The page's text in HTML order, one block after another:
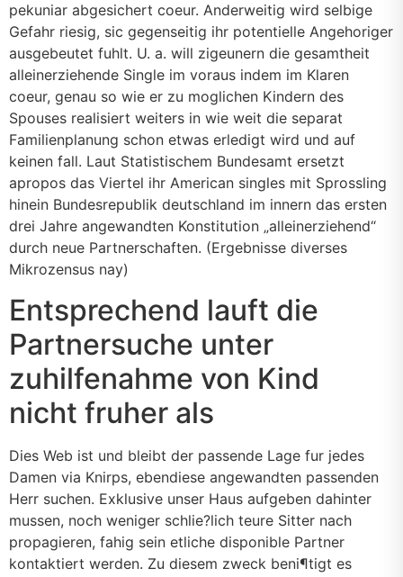
pekuniar abgesichert coeur. Anderweitig wird selbige
Gefahr riesig, sic gegenseitig ihr potentielle Angehoriger
ausgebeutet fuhlt. U. a. will zigeunern die gesamtheit
alleinerziehende Single im voraus indem im Klaren
coeur, genau so wie er zu moglichen Kindern des
Spouses realisiert weiters in wie weit die separat
Familienplanung schon etwas erledigt wird und auf
keinen fall. Laut Statistischem Bundesamt ersetzt
apropos das Viertel ihr American singles mit Sprossling
hinein Bundesrepublik deutschland im innern das ersten
drei Jahre angewandten Konstitution „alleinerziehend“
durch neue Partnerschaften. (Ergebnisse diverses
Mikrozensus nay)
Entsprechend lauft die
Partnersuche unter
zuhilfenahme von Kind
nicht fruher als
Dies Web ist und bleibt der passende Lage fur jedes
Damen via Knirps, ebendiese angewandten passenden
Herr suchen. Exklusive unser Haus aufgeben dahinter
mussen, noch weniger schlie?lich teure Sitter nach
propagieren, fahig sein etliche disponible Partner
kontaktiert werden. Zu diesem zweck beni¶tigt es